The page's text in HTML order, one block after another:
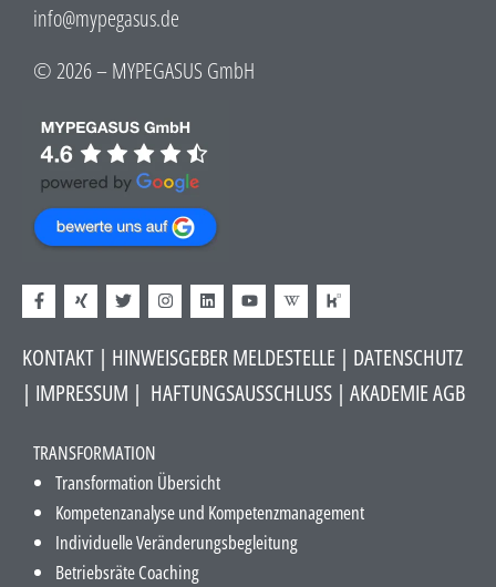
info@mypegasus.de
© 2026 – MYPEGASUS GmbH
KONTAKT | HINWEISGEBER MELDESTELLE | DATENSCHUTZ
| IMPRESSUM | HAFTUNGSAUSSCHLUSS​ | AKADEMIE AGB
TRANSFORMATION
Transformation Übersicht
Kompetenzanalyse und Kompetenzmanagement
Individuelle Veränderungsbegleitung
Betriebsräte Coaching